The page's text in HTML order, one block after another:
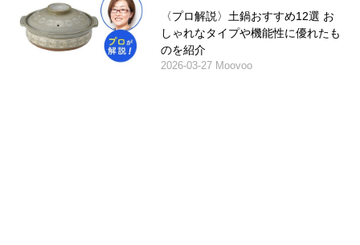
〈プロ解説〉土鍋おすすめ12選 お
しゃれなタイプや機能性に優れたも
のを紹介
2026-03-27 Moovoo